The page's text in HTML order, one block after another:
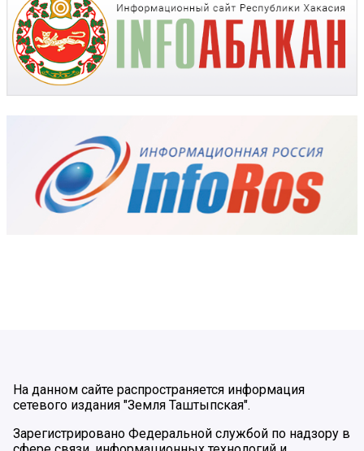
На данном сайте распространяется информация
сетевого издания "Земля Таштыпская".
Зарегистрировано Федеральной службой по надзору в